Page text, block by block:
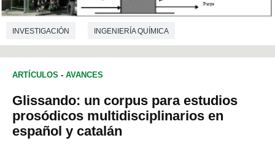
INVESTIGACIÓN INGENIERÍA QUÍMICA
ARTÍCULOS - AVANCES
Glissando: un corpus para estudios
prosódicos multidisciplinarios en
español y catalán